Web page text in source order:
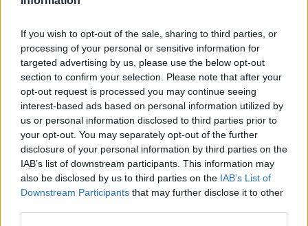
If you wish to opt-out of the sale, sharing to third parties, or
processing of your personal or sensitive information for
targeted advertising by us, please use the below opt-out
section to confirm your selection. Please note that after your
opt-out request is processed you may continue seeing
interest-based ads based on personal information utilized by
us or personal information disclosed to third parties prior to
your opt-out. You may separately opt-out of the further
disclosure of your personal information by third parties on the
IAB’s list of downstream participants. This information may
also be disclosed by us to third parties on the IAB’s List of
Downstream Participants that may further disclose it to other
penale preventivo un cantiere e l’intera area adiacente in
località San Giovanni a Marciana Marina, lungo l’antico sentiero
181 che porta sulla collina dello Zuffale, più conosciuta come
Solfale, e in località Lavacchio.
Un sequestro nella stessa area era già stato realizzato dai
Carabinieri forestali qualche anno fa, in occasione della costruzione
di una nuova strada di accesso al cantiere che aveva “spostato” il
sentiero 181. A diffondere il caso è stato Green Report, il
quotidiano dell'ecologia e dell'economia sostenibile.